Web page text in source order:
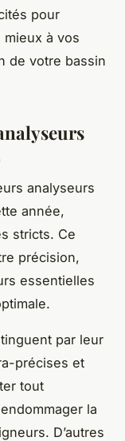
pour
mieux à vos
de votre bassin
analyseurs
année,
stricts. Ce
précision,
essentielles
par leur
précises et
tout
la
D’autres